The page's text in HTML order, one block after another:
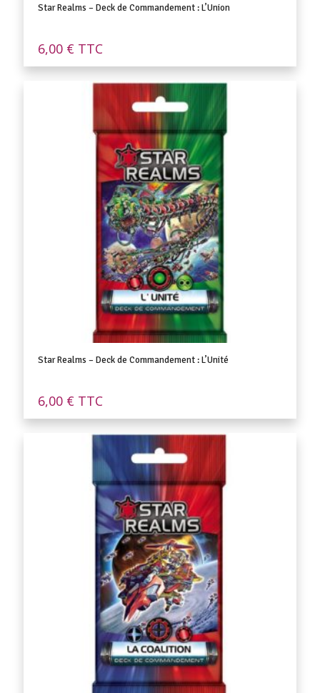
Star Realms – Deck de Commandement : L’Union
6,00 € TTC
Star Realms – Deck de Commandement : L’Unité
6,00 € TTC